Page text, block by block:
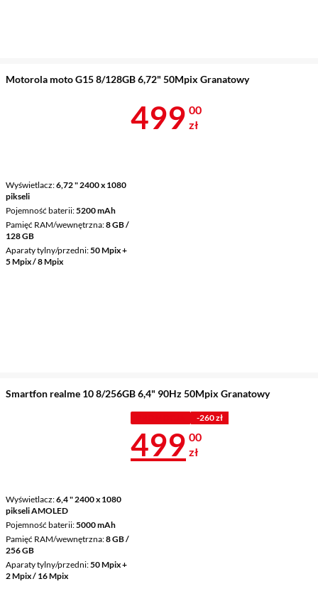
Motorola moto G15 8/128GB 6,72" 50Mpix Granatowy
Wyświetlacz 6,72 " 2400 x 1080
pikseli
Pojemność baterii 5200 mAh
Pamięć RAM/wewnętrzna 8 GB /
128 GB
Aparaty tylny/przedni 50 Mpix +
5 Mpix / 8 Mpix
Cena 499 zł
499 00
zł
Smartfon realme 10 8/256GB 6,4" 90Hz 50Mpix Granatowy
Wyświetlacz 6,4 " 2400 x 1080
pikseli AMOLED
Pojemność baterii 5000 mAh
Pamięć RAM/wewnętrzna 8 GB /
256 GB
Aparaty tylny/przedni 50 Mpix +
2 Mpix / 16 Mpix
-260 zł
Cena 499 zł
499 00
zł